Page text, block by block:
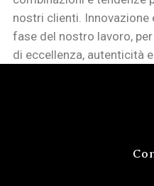
nostri clienti.
fase del nostro lavoro,
di eccellenza, autenticità